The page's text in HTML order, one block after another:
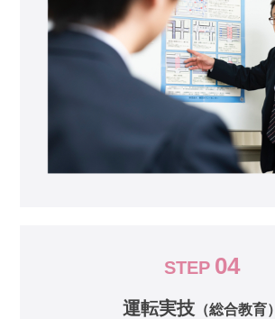
STEP 04
運転実技 （総合教育）